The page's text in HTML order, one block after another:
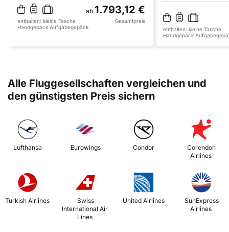
ab 1.793,12 €
enthalten: kleine Tasche
Handgepäck Aufgabegepäck
Gesamtpreis
enthalten: kleine Tasche
Handgepäck
Alle Fluggesellschaften vergleichen und
den günstigsten Preis sichern
Lufthansa Eurowings Condor
Corendon
Airlines
Turkish Airlines
International Air
Lines
United Airlines
Airlines